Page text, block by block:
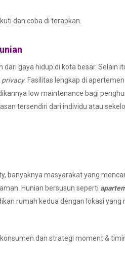
dan coba di terapkan.
gaya hidup di kota besar. Selain
privacy. Fasilitas lengkap di
low maintenance bagi
tersendiri dari individu atau
banyaknya masyarakat yang
Hunian bersusun seperti
rumah kedua dengan lokasi yang
dan strategi moment &